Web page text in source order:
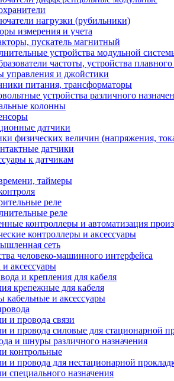
нагрузки (рубильники)
измерения и учета
пускатель магнитный
устройства модульной
частоты, устройства плавного
управления и джойстики
питания, трансформаторы
устройства различного
колонны
датчики
физических величин (напряжения,
датчики
к датчикам
таймеры
реле
реле
контроллеры и автоматизация
контроллеры и аксессуары
сеть
человеко-машинного интерфейса
аксессуары
и крепления для кабеля
крепежные для кабеля
кабельные и аксессуары
и провода связи
и провода силовые для стационарной
и шнуры различного назначения
контрольные
и провода для нестационарной
специального назначения